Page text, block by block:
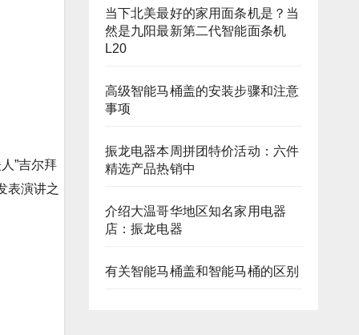
”吉尔拜
表演讲之
当下北美最好的家用面条机是？当
然是九阳最新第二代智能面条机
L20
高级智能马桶盖的安装步骤和注意
事项
振龙电器本周拼团特价活动：六件
精选产品热销中
介绍大温哥华地区知名家用电器
店：振龙电器
有关智能马桶盖和智能马桶的区别